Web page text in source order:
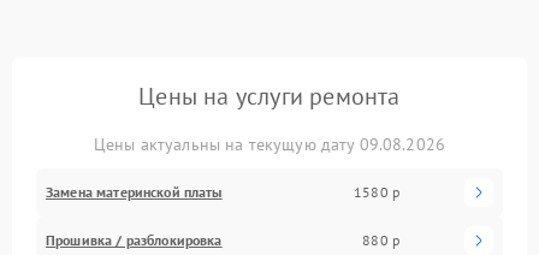
Цены на услуги ремонта
Цены актуальны на текущую дату 09.08.2026
Замена материнской платы 1580 р
Прошивка / разблокировка 880 р